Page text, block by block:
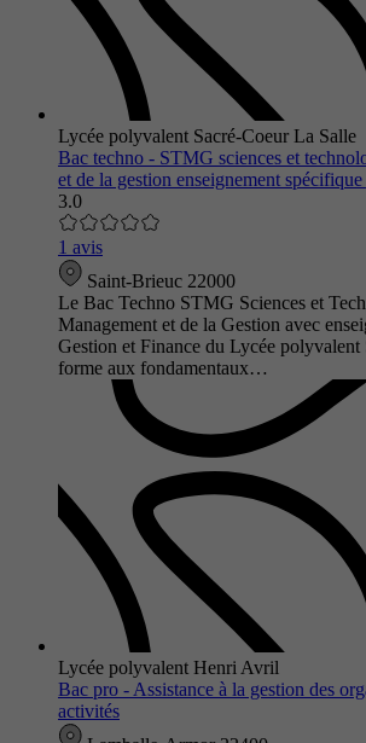
Lycée polyvalent Sacré-Coeur La Salle
Bac techno - STMG sciences et
et de la gestion enseignement
3.0
1 avis
Saint-Brieuc 22000
Le Bac Techno STMG Sciences et
Management et de la Gestion avec
Gestion et Finance du Lycée
forme aux fondamentaux…
Lycée polyvalent Henri Avril
Bac pro - Assistance à la gestion des
activités